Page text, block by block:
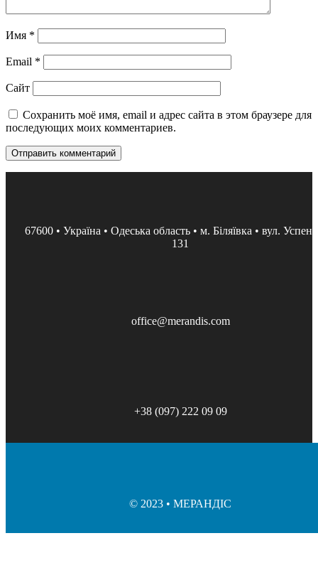
Имя *
Email *
Сайт
Сохранить моё имя, email и адрес сайта в этом браузере для
последующих моих комментариев.
67600 • Україна • Одеська область • м. Біляївка • вул.
131
office@merandis.com
+38 (097) 222 09 09
© 2023 • МЕРАНДІС